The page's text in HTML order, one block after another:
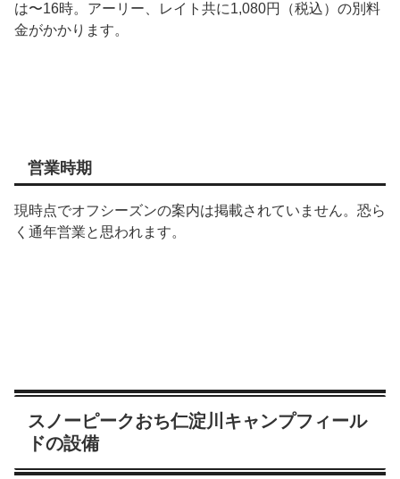
は〜16時。アーリー、レイト共に1,080円（税込）の別料
金がかかります。
営業時期
現時点でオフシーズンの案内は掲載されていません。恐ら
く通年営業と思われます。
スノーピークおち仁淀川キャンプフィール
ドの設備